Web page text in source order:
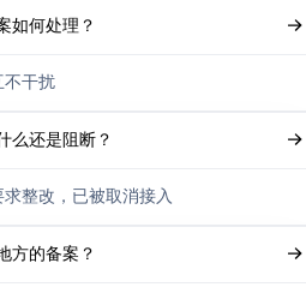
如何处理？
不干扰
么还是阻断？
整改，已被取消接入
方的备案？